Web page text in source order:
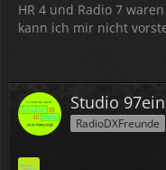
HR 4 und Radio 7
kann ich mir nicht
Studio
RadioDXFreunde